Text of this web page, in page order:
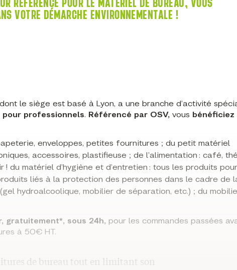
VOTRE DÉMARCHE ENVIRONNEMENTALE !
le siège est basé à Lyon, a une branche d’activité
pour professionnels. Référencé par OSV, vous bénéficiez
enveloppes, petites fournitures ; du petit matériel
accessoires, plastifieuse ; de l’alimentation : café,
! du matériel d’hygiène et d’entretien : tous les produits
liés à la protection des personnes dans le cadre de
hydroalcoolique, mobilier de séparation, etc.) ; du
gratuitement*, sous 24h, pour les commandes passées
à 50€ HT.
de bureau tout en limitant son